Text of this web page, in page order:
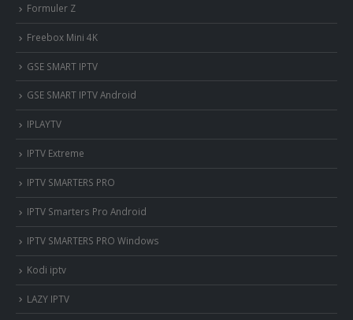
Formuler Z
Freebox Mini 4K
‎GSE SMART IPTV
GSE SMART IPTV Android
IPLAYTV
IPTV Extreme
IPTV SMARTERS PRO
IPTV Smarters Pro Android
IPTV SMARTERS PRO Windows
Kodi iptv
LAZY IPTV